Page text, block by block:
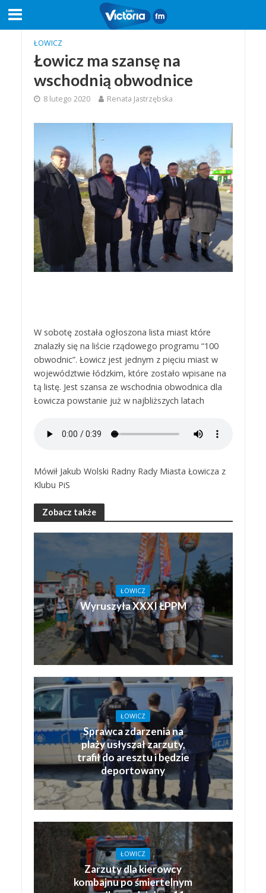
ŁOWICZ
Łowicz ma szansę na
wschodnią obwodnice
8 lutego 2020 Renata Jastrzębska
W sobotę została ogłoszona lista miast które
znalazły się na liście rządowego programu “100
obwodnic”. Łowicz jest jednym z pięciu miast w
województwie łódzkim, które zostało wpisane na
tą listę. Jest szansa ze wschodnia obwodnica dla
Łowicza powstanie już w najbliższych latach
Mówił Jakub Wolski Radny Rady Miasta Łowicza z
Klubu PiS
Zobacz także
ŁOWICZ
Wyruszyła XXXI ŁPPM
ŁOWICZ
Sprawca zdarzenia na
plaży usłyszał zarzuty,
trafił do aresztu i będzie
deportowany
ŁOWICZ
Zarzuty dla kierowcy
kombajnu po śmiertelnym